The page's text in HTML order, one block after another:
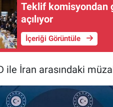
Teklif komisyondan
açılıyor
İçeriği Görüntüle
ile İran arasındaki